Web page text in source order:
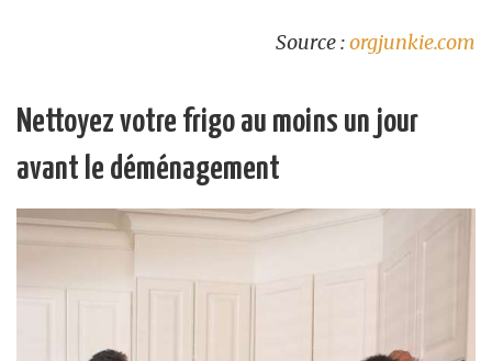
Source :orgjunkie.com
Nettoyez votre frigo au moins un jour
avant le déménagement